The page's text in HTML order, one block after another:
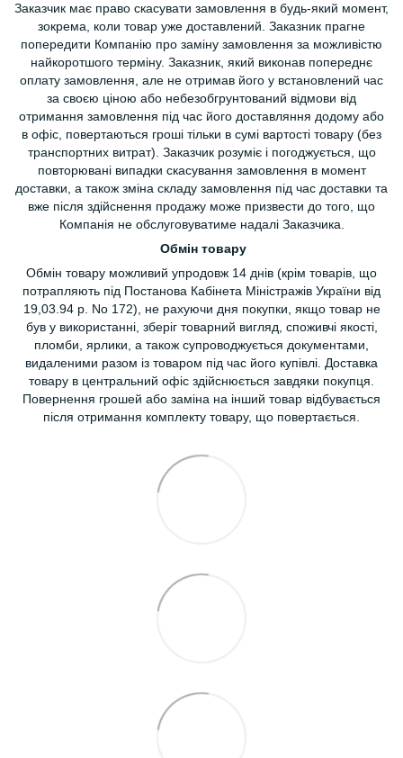
Заказчик має право скасувати замовлення в будь-який момент,
зокрема, коли товар уже доставлений. Заказник прагне
попередити Компанію про заміну замовлення за можливістю
найкоротшого терміну. Заказник, який виконав попереднє
оплату замовлення, але не отримав його у встановлений час
за своєю ціною або небезобгрунтований відмови від
отримання замовлення під час його доставляння додому або
в офіс, повертаються гроші тільки в сумі вартості товару (без
транспортних витрат). Заказчик розуміє і погоджується, що
повторювані випадки скасування замовлення в момент
доставки, а також зміна складу замовлення під час доставки та
вже після здійснення продажу може призвести до того, що
Компанія не обслуговуватиме надалі Заказчика.
Обмін товару
Обмін товару можливий упродовж 14 днів (крім товарів, що
потрапляють під Постанова Кабінета Міністражів України від
19,03.94 р. No 172), не рахуючи дня покупки, якщо товар не
був у використанні, зберіг товарний вигляд, споживчі якості,
пломби, ярлики, а також супроводжується документами,
видаленими разом із товаром під час його купівлі. Доставка
товару в центральний офіс здійснюється завдяки покупця.
Повернення грошей або заміна на інший товар відбувається
після отримання комплекту товару, що повертається.